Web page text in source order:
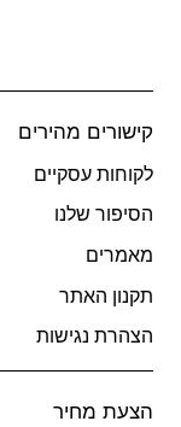
קישורים מהירים
לקוחות עסקיים
הסיפור שלנו
מאמרים
תקנון האתר
הצהרת נגישות
הצעת מחיר